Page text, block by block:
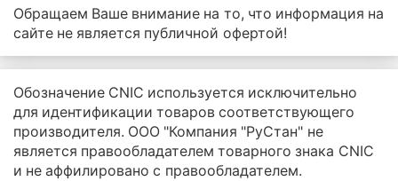
Обращаем Ваше внимание на то, что информация на
сайте не является публичной офертой!
Обозначение CNIC используется исключительно
для идентификации товаров соответствующего
производителя. ООО "Компания "РуСтан" не
является правообладателем товарного знака CNIC
и не аффилировано с правообладателем.